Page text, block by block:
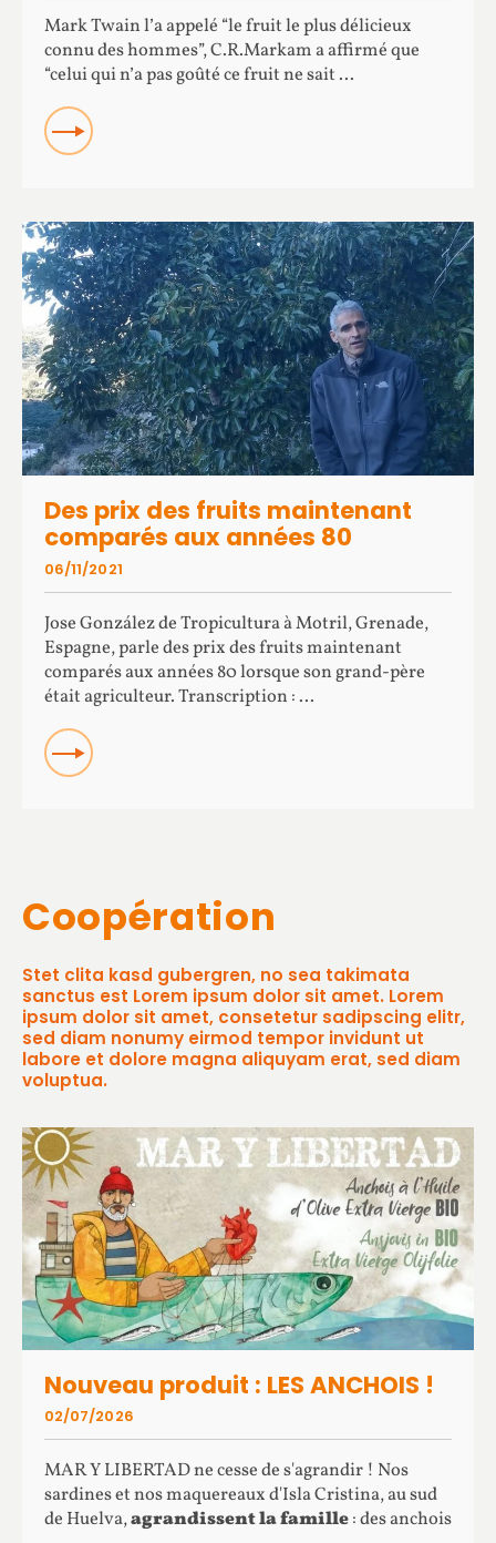
Mark Twain l’a appelé “le fruit le plus délicieux
connu des hommes”, C.R.Markam a affirmé que
“celui qui n’a pas goûté ce fruit ne sait ...
READ
Des prix des fruits maintenant
comparés aux années 80
Jose González de Tropicultura à Motril, Grenade,
Espagne, parle des prix des fruits maintenant
comparés aux années 80 lorsque son grand-père
était agriculteur. Transcription : ...
READ
06/11/2021
Coopération
Stet clita kasd gubergren, no sea takimata
sanctus est Lorem ipsum dolor sit amet. Lorem
ipsum dolor sit amet, consetetur sadipscing elitr,
sed diam nonumy eirmod tempor invidunt ut
labore et dolore magna aliquyam erat, sed diam
voluptua.
Nouveau produit : LES ANCHOIS !
MAR Y LIBERTAD ne cesse de s'agrandir ! Nos
sardines et nos maquereaux d'Isla Cristina, au sud
de Huelva,agrandissent la famille: des anchois
02/07/2026